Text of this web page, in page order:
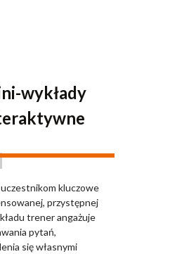
wykłady
kluczowe
przystępnej
trener angażuje
pytań,
się własnymi